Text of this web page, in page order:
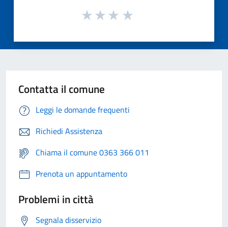
Contatta il comune
Leggi le domande frequenti
Richiedi Assistenza
Chiama il comune 0363 366 011
Prenota un appuntamento
Problemi in città
Segnala disservizio